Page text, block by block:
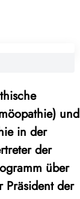
und
in der
der
über
Präsident der